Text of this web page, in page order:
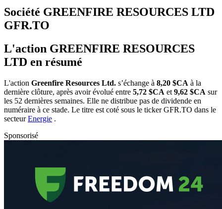
Société GREENFIRE RESOURCES LTD
GFR.TO
L'action GREENFIRE RESOURCES
LTD en résumé
L'action Greenfire Resources Ltd. s’échange à 8,20 $CA à la
dernière clôture, après avoir évolué entre 5,72 $CA et 9,62 $CA sur
les 52 dernières semaines. Elle ne distribue pas de dividende en
numéraire à ce stade. Le titre est coté sous le tickerGFR.TO dans le
secteurEnergie .
Sponsorisé